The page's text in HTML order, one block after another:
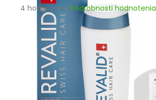
DERMATOLÓGIA
Priemerné
hodnotenie
produktu
hviezdičiek.
4 hodnotenia Podrobnosti hodnotenia